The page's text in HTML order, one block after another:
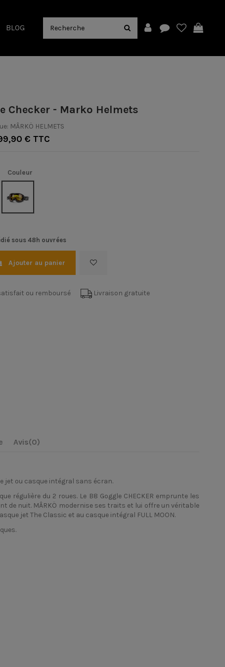
BLOG
Checker - Marko Helmets
MÂRKÖ HELMETS
€ TTC
Couleur
sous 48h ouvrées
Ajouter au panier
ou remboursé Livraison gratuite
Avis(0)
jet ou casque intégral sans écran.
régulière du 2 roues. Le B8 Goggle CHECKER emprunte les
de nuit. MÂRKÖ modernise ses traits et lui offre un véritable
jet The Classic et au casque intégral FULL MOON.